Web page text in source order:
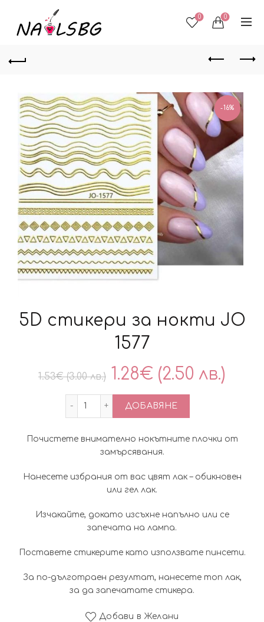
0 0
-16%
5D стикери за нокти JO
1577
1.53€ (3.00 лв.) Original
price
1.53€
(3.00
1.28€ (2.50 лв.)
(2.50
ДОБАВЯНЕ
Почистете внимателно нокътните плочки от
замърсявания.
Нанесете избрания от вас цвят лак – обикновен
или гел лак.
Изчакайте, докато изсъхне напълно или се
запечата на лампа.
Поставете стикерите като използвате пинсети.
За по-дълготраен резултат, нанесете топ лак,
за да запечатате стикера.
Добави в Желани